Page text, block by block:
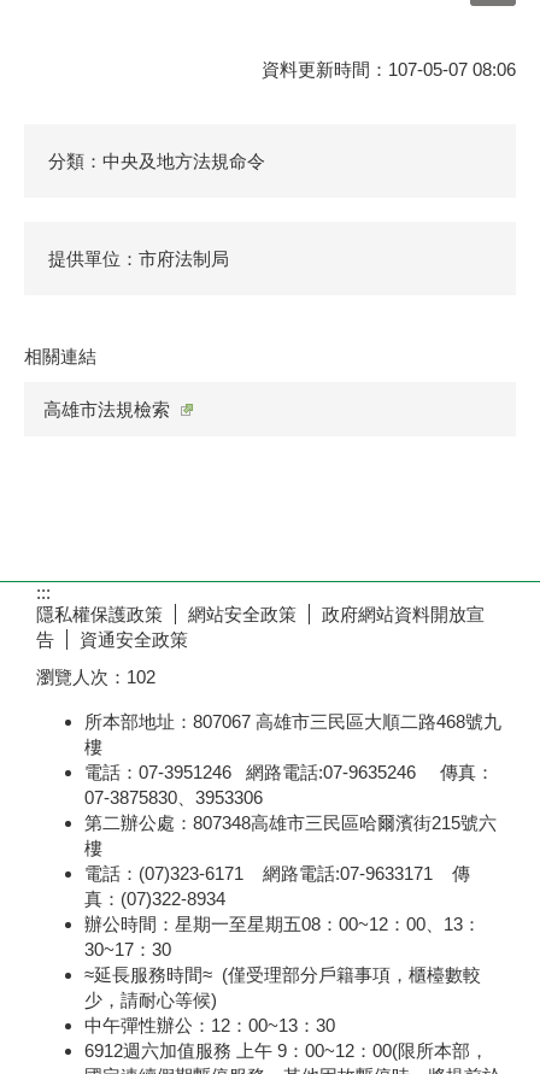
資料更新時間：107-05-07 08:06
分類：中央及地方法規命令
提供單位：市府法制局
相關連結
高雄市法規檢索
:::
隱私權保護政策
網站安全政策
政府網站資料開放宣
告
資通安全政策
瀏覽人次： 102
所本部地址：807067 高雄市三民區大順二路468號九
樓
電話：07-3951246 網路電話:07-9635246 傳真：
07-3875830、3953306
第二辦公處：807348高雄市三民區哈爾濱街215號六
樓
電話：(07)323-6171 網路電話:07-9633171 傳
真：(07)322-8934
辦公時間：星期一至星期五08：00~12：00、13：
30~17：30
≈延長服務時間≈ (僅受理部分戶籍事項，櫃檯數較
少，請耐心等候)
中午彈性辦公：12：00~13：30
6912週六加值服務 上午 9：00~12：00(限所本部，